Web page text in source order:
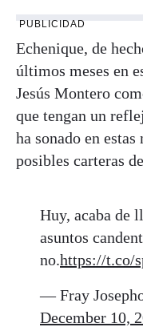
PUBLICIDAD
Echenique, de
últimos meses en
Jesús Montero
que tengan un
ha sonado en
posibles carteras
Huy, acaba de
asuntos
no.https://t.co/
— Fray
December 10,